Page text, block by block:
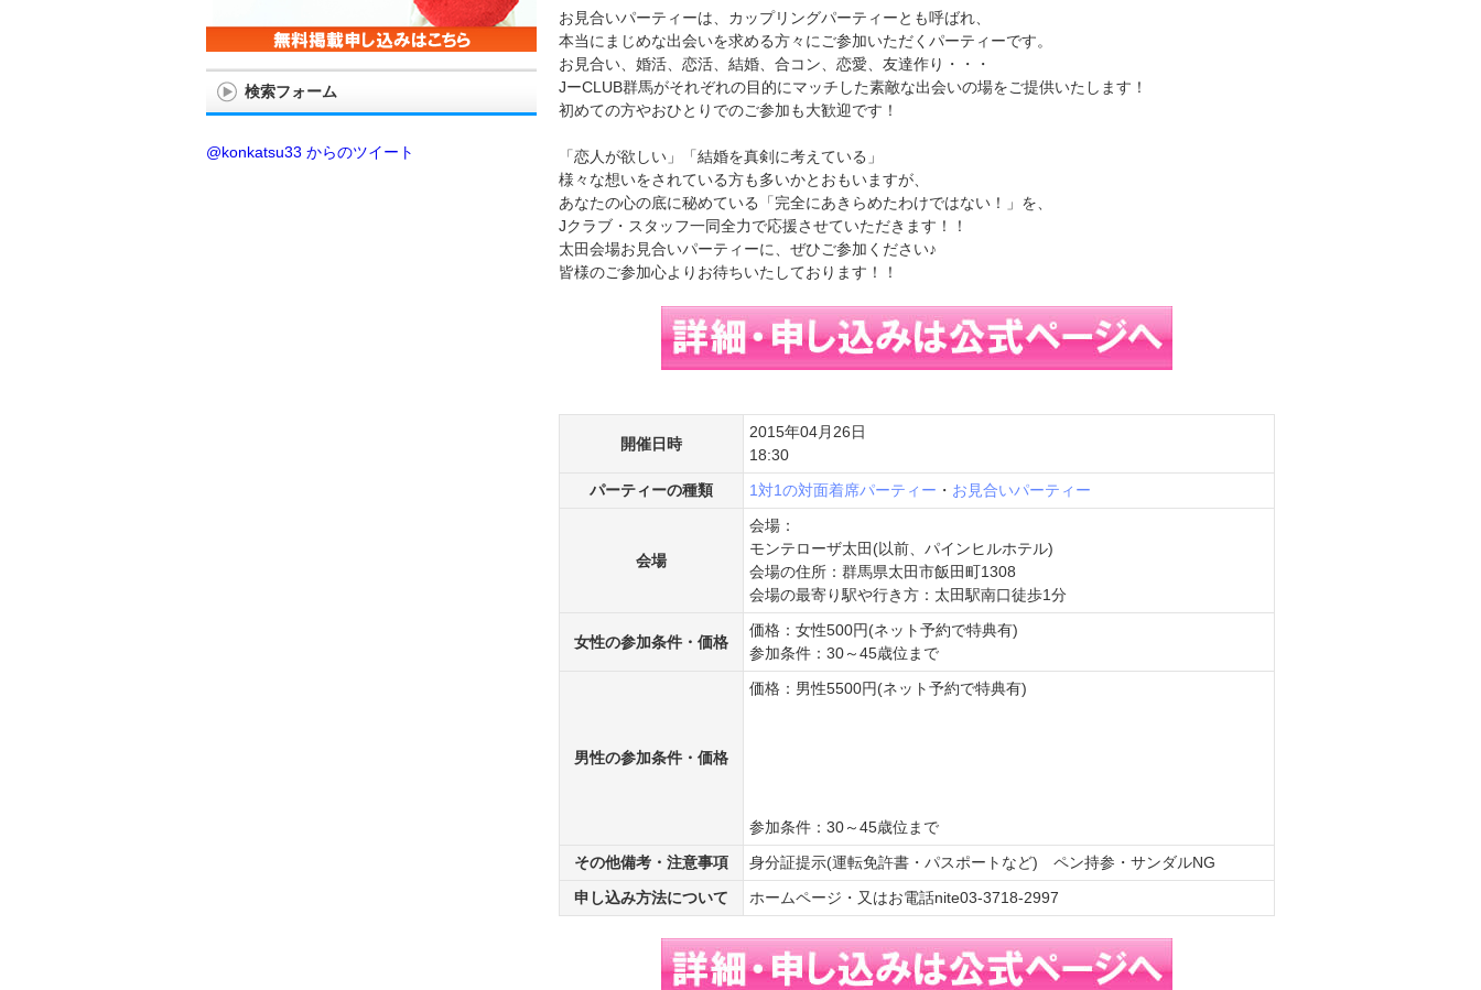
お見合いパーティーは、カップリングパーティーとも呼ばれ、
本当にまじめな出会いを求める方々にご参加いただくパーティーです。
お見合い、婚活、恋活、結婚、合コン、恋愛、友達作り・・・
JーCLUB群馬がそれぞれの目的にマッチした素敵な出会いの場をご提供いたします！
初めての方やおひとりでのご参加も大歓迎です！
「恋人が欲しい」「結婚を真剣に考えている」
様々な想いをされている方も多いかとおもいますが、
あなたの心の底に秘めている「完全にあきらめたわけではない！」を、
Jクラブ・スタッフ一同全力で応援させていただきます！！
太田会場お見合いパーティーに、ぜひご参加ください♪
皆様のご参加心よりお待ちいたしております！！
開催日時
2015年04月26日
18:30
パーティーの種類
1対1の対面着席パーティー ・ お見合いパーティー
会場
会場：
モンテローザ太田(以前、パインヒルホテル)
会場の住所：群馬県太田市飯田町1308
会場の最寄り駅や行き方：太田駅南口徒歩1分
女性の参加条件・価格
価格：女性500円(ネット予約で特典有)
参加条件：30～45歳位まで
男性の参加条件・価格
価格：男性5500円(ネット予約で特典有)
参加条件：30～45歳位まで
その他備考・注意事項
身分証提示(運転免許書・パスポートなど) ペン持参・サンダルNG
申し込み方法について
ホームページ・又はお電話nite03-3718-2997
検索フォーム
@konkatsu33 からのツイート